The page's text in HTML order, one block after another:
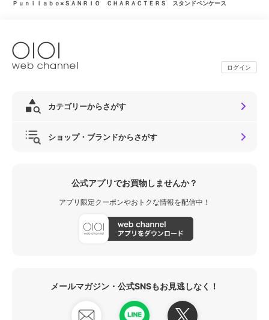
Ｐｕｎｉｌａｂｏ×ＳＡＮＲＩＯ ＣＨＡＲＡＣＴＥＲＳ スタンドペンケース
ログイン
カテゴリーからさがす
ショップ・ブランドからさがす
公式アプリでお買物しませんか？
アプリ限定クーポンやおトクな情報を配信中！
メールマガジン・公式SNSもお見逃しなく！